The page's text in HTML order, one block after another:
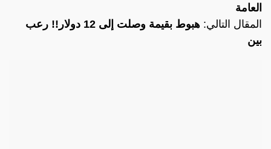
العامة
المقال التالي:
هبوط بقيمة وصلت إلى 12 دولار!! رعب
بين